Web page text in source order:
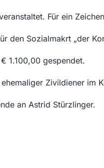
Für ein
den Sozialmakrt „der
1.100,00 gespendet.
Zivildiener im
an Astrid Stürzlinger.